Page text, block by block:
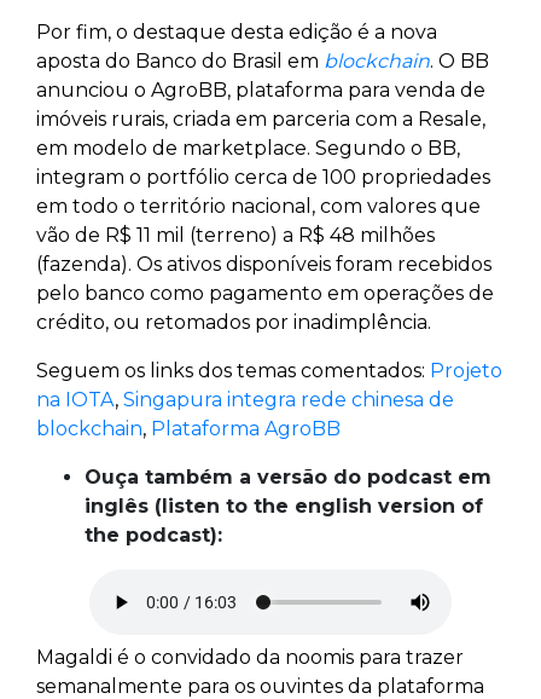
Por fim, o destaque desta edição é a nova
aposta do Banco do Brasil em blockchain. O BB
anunciou o AgroBB, plataforma para venda de
imóveis rurais, criada em parceria com a Resale,
em modelo de marketplace. Segundo o BB,
integram o portfólio cerca de 100 propriedades
em todo o território nacional, com valores que
vão de R$ 11 mil (terreno) a R$ 48 milhões
(fazenda). Os ativos disponíveis foram recebidos
pelo banco como pagamento em operações de
crédito, ou retomados por inadimplência.
Seguem os links dos temas comentados: Projeto
na IOTA, Singapura integra rede chinesa de
blockchain, Plataforma AgroBB
Ouça também a versão do podcast em
inglês (listen to the english version of
the podcast):
Magaldi é o convidado da noomis para trazer
semanalmente para os ouvintes da plataforma